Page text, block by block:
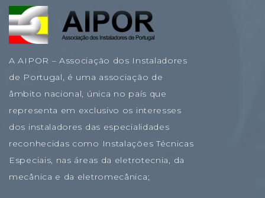
A AIPOR – Associação dos Instaladores
de Portugal, é uma associação de
âmbito nacional, única no país que
representa em exclusivo os interesses
dos instaladores das especialidades
reconhecidas como Instalações Técnicas
Especiais, nas áreas da eletrotecnia, da
mecânica e da eletromecânica;